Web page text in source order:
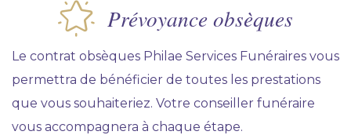
Prévoyance obsèques
Le contrat obsèques Philae Services Funéraires vous
permettra de bénéficier de toutes les prestations
que vous souhaiteriez. Votre conseiller funéraire
vous accompagnera à chaque étape.